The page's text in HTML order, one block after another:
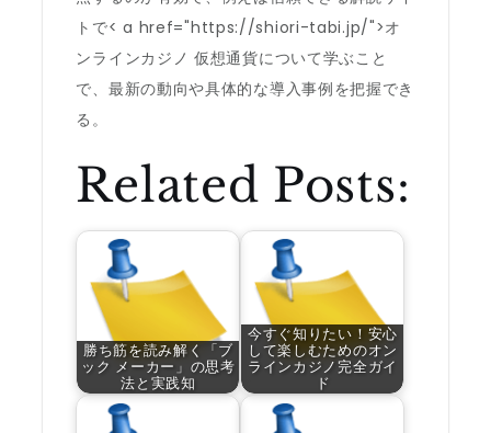
トで< a href="https://shiori-tabi.jp/">オ
ンラインカジノ 仮想通貨について学ぶこと
で、最新の動向や具体的な導入事例を把握でき
る。
Related Posts:
勝ち筋を読み解く「ブ
ック メーカー」の思考
法と実践知
今すぐ知りたい！安心
して楽しむためのオン
ラインカジノ完全ガイ
ド